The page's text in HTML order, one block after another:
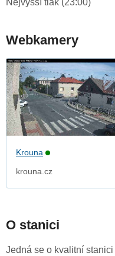
Nejvyšší tlak (23:00)
Webkamery
Krouna
krouna.cz
O stanici
Jedná se o kvalitní